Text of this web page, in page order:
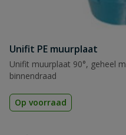
Unifit PE muurplaat
Unifit muurplaat 90°, geheel
binnendraad
Op voorraad